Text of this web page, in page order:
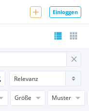
Einloggen
Größe
Muster